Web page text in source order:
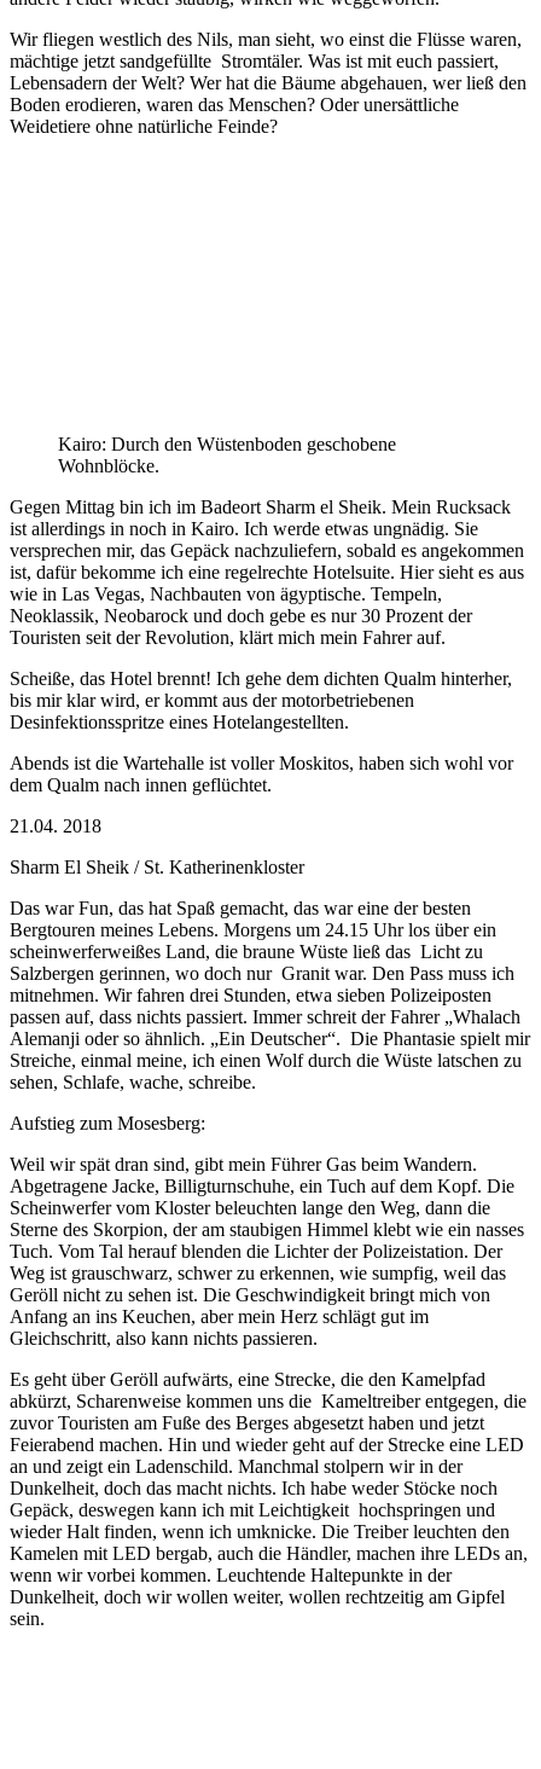
Wir fliegen westlich des Nils, man sieht, wo einst die Flüsse waren,
mächtige jetzt sandgefüllte Stromtäler. Was ist mit euch passiert,
Lebensadern der Welt? Wer hat die Bäume abgehauen, wer ließ den
Boden erodieren, waren das Menschen? Oder unersättliche
Weidetiere ohne natürliche Feinde?
Kairo: Durch den Wüstenboden geschobene
Wohnblöcke.
Gegen Mittag bin ich im Badeort Sharm el Sheik. Mein Rucksack
ist allerdings in noch in Kairo. Ich werde etwas ungnädig. Sie
versprechen mir, das Gepäck nachzuliefern, sobald es angekommen
ist, dafür bekomme ich eine regelrechte Hotelsuite. Hier sieht es aus
wie in Las Vegas, Nachbauten von ägyptische. Tempeln,
Neoklassik, Neobarock und doch gebe es nur 30 Prozent der
Touristen seit der Revolution, klärt mich mein Fahrer auf.
Scheiße, das Hotel brennt! Ich gehe dem dichten Qualm hinterher,
bis mir klar wird, er kommt aus der motorbetriebenen
Desinfektionsspritze eines Hotelangestellten.
Abends ist die Wartehalle ist voller Moskitos, haben sich wohl vor
dem Qualm nach innen geflüchtet.
21.04. 2018
Sharm El Sheik / St. Katherinenkloster
Das war Fun, das hat Spaß gemacht, das war eine der besten
Bergtouren meines Lebens. Morgens um 24.15 Uhr los über ein
scheinwerferweißes Land, die braune Wüste ließ das Licht zu
Salzbergen gerinnen, wo doch nur Granit war. Den Pass muss ich
mitnehmen. Wir fahren drei Stunden, etwa sieben Polizeiposten
passen auf, dass nichts passiert. Immer schreit der Fahrer „Whalach
Alemanji oder so ähnlich. „Ein Deutscher“. Die Phantasie spielt mir
Streiche, einmal meine, ich einen Wolf durch die Wüste latschen zu
sehen, Schlafe, wache, schreibe.
Aufstieg zum Mosesberg:
Weil wir spät dran sind, gibt mein Führer Gas beim Wandern.
Abgetragene Jacke, Billigturnschuhe, ein Tuch auf dem Kopf. Die
Scheinwerfer vom Kloster beleuchten lange den Weg, dann die
Sterne des Skorpion, der am staubigen Himmel klebt wie ein nasses
Tuch. Vom Tal herauf blenden die Lichter der Polizeistation. Der
Weg ist grauschwarz, schwer zu erkennen, wie sumpfig, weil das
Geröll nicht zu sehen ist. Die Geschwindigkeit bringt mich von
Anfang an ins Keuchen, aber mein Herz schlägt gut im
Gleichschritt, also kann nichts passieren.
Es geht über Geröll aufwärts, eine Strecke, die den Kamelpfad
abkürzt, Scharenweise kommen uns die Kameltreiber entgegen, die
zuvor Touristen am Fuße des Berges abgesetzt haben und jetzt
Feierabend machen. Hin und wieder geht auf der Strecke eine LED
an und zeigt ein Ladenschild. Manchmal stolpern wir in der
Dunkelheit, doch das macht nichts. Ich habe weder Stöcke noch
Gepäck, deswegen kann ich mit Leichtigkeit hochspringen und
wieder Halt finden, wenn ich umknicke. Die Treiber leuchten den
Kamelen mit LED bergab, auch die Händler, machen ihre LEDs an,
wenn wir vorbei kommen. Leuchtende Haltepunkte in der
Dunkelheit, doch wir wollen weiter, wollen rechtzeitig am Gipfel
sein.